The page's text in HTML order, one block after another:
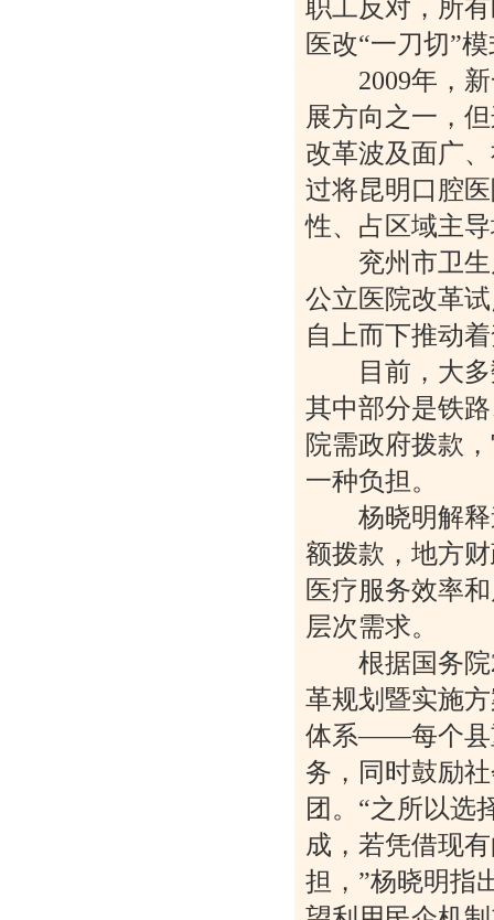
职工反对，所
医改“一刀切”
2009年，新
展方向之一，
改革波及面广
过将昆明口腔
性、占区域主
兖州市卫生
公立医院改革
自上而下推动
目前，大多
其中部分是铁
院需政府拨款
一种负担。
杨晓明解释
额拨款，地方
医疗服务效率
层次需求。
根据国务院
革规划暨实施
体系——每个县
务，同时鼓励
团。“之所以选
成，若凭借现
担，”杨晓明指